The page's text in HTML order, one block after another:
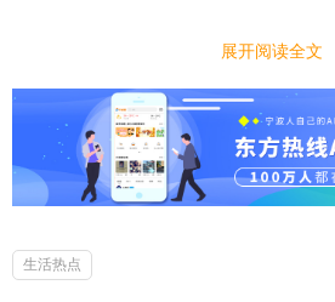
｜今日话题｜
如果一份工作通勤时间很长
小编先来：
作通勤时间很长，会十分消耗精
弃这份工作，如果一份工作通勤
展开阅读全文
生活热点